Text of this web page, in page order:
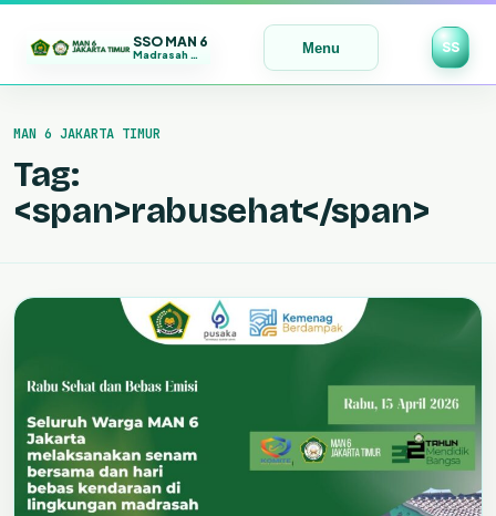
SSO MAN 6
Madrasah Maju | Bermutu | Mendunia Menu SS
keMAN 6 JAKARTA TIMUR
Tag:
<span>rabusehat</span>